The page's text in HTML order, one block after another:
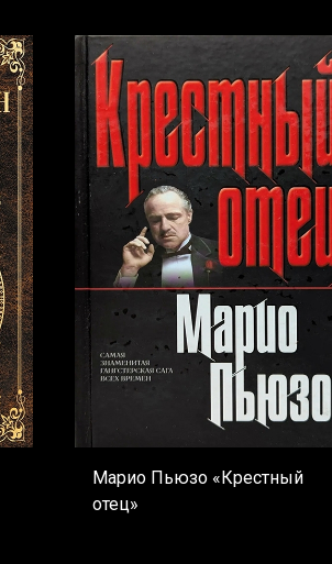
Марио Пьюзо «Крестный
отец»